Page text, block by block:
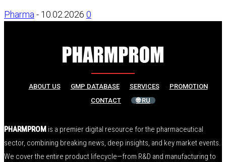
Pharma - 10.02.2026 0
ABOUT US GMP DATABASE SERVICES
PROMOTION
CONTACT
🌐 RU
PHARMPROM is a premier digital resource for the pharmaceutical
sector, combining breaking news, deep insights, and key market events.
We cover the entire product lifecycle—from R&D and manufacturing to